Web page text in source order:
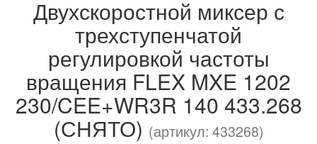
Двухскоростной миксер с
трехступенчатой
регулировкой частоты
вращения FLEX MXE 1202
230/CEE+WR3R 140 433.268
(СНЯТО) (артикул: 433268)